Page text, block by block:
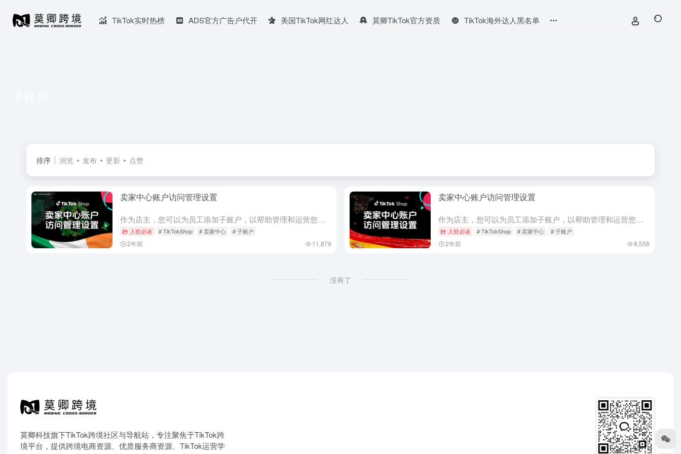
TikTok实时热榜 ADS官方广告户代开 美国TikTok网红达人 莫卿TikTok官方资质 TikTok海外达人黑名单
排序 浏览 发布 更新 点赞
卖家中心账户访问管理设置
作为店主，您可以为员工添加子账户，以帮助管理和运营您的 TikTok 商店。在本功能指南中，您将了解如何在卖家中心添加子账户并管理其角色和权限。 您可以添加商店子账户并为您的员工分配具有独特权限的不同...
入驻必读 # TikTokShop # 卖家中心 # 子账户
2年前 11,879
卖家中心账户访问管理设置
作为店主，您可以为员工添加子账户，以帮助管理和运营您的 TikTok 商店。在本功能指南中，您将了解如何在卖家中心添加子账户并管理其角色和权限。 您可以添加商店子账户并为您的员工分配具有独特权限的不同...
入驻必读 # TikTokShop # 卖家中心 # 子账户
2年前 8,558
没有了
莫卿科技旗下TikTok跨境社区与导航站，专注聚焦于TikTok跨
境平台，提供跨境电商资源、优质服务商资源、TikTok运营学